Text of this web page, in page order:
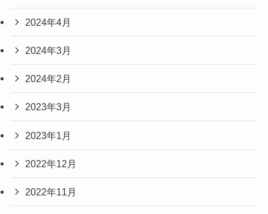
2024年4月
2024年3月
2024年2月
2023年3月
2023年1月
2022年12月
2022年11月